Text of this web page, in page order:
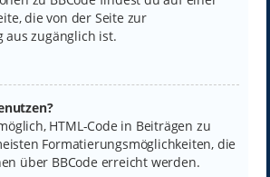
die von der Seite zur
aus zugänglich ist.
HTML-Code in Beiträgen zu
Formatierungsmöglichkeiten, die
über BBCode erreicht werden.